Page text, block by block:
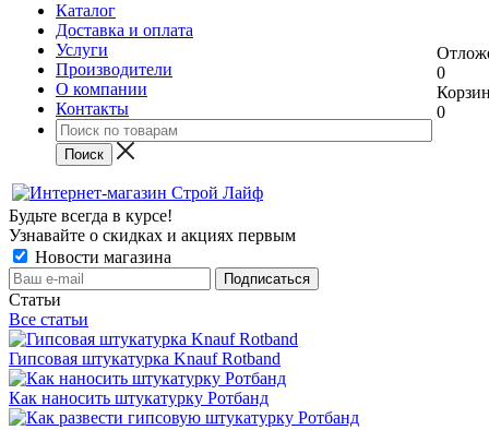
Каталог
Доставка и оплата
Услуги
Производители
О компании
Контакты
0
0
Будьте всегда в курсе!
Узнавайте о скидках и акциях первым
Новости магазина
Статьи
Все статьи
Гипсовая штукатурка Knauf Rotband
Как наносить штукатурку Ротбанд